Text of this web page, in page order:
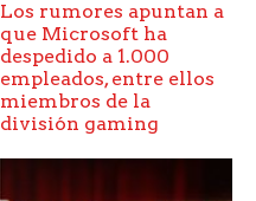
Los rumores apuntan a
que Microsoft ha
despedido a 1.000
empleados, entre ellos
miembros de la
división gaming